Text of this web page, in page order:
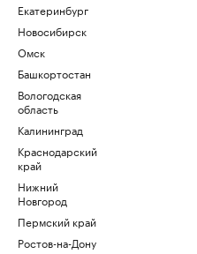
Екатеринбург
Новосибирск
Омск
Башкортостан
Вологодская
область
Калининград
Краснодарский
край
Нижний
Новгород
Пермский край
Ростов-на-Дону